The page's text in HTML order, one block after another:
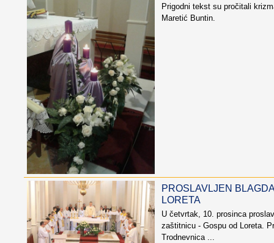
Prigodni tekst su pročitali
Maretić Buntin.
PROSLAVLJEN
LORETA
U četvrtak, 10. prosinca
zaštitnicu - Gospu od Loreta.
Trodnevnica ...